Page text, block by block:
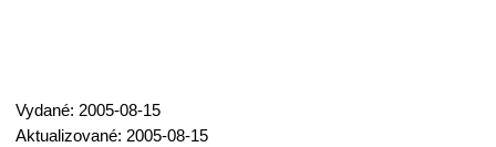
Vydané: 2005-08-15
Aktualizované: 2005-08-15